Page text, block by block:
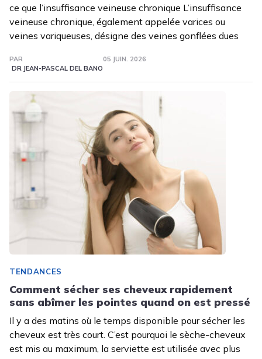
ce que l’insuffisance veineuse chronique L’insuffisance
veineuse chronique, également appelée varices ou
veines variqueuses, désigne des veines gonflées dues
PAR
DR JEAN-PASCAL DEL BANO
05 JUIN. 2026
TENDANCES
Comment sécher ses cheveux rapidement
sans abîmer les pointes quand on est pressé
Il y a des matins où le temps disponible pour sécher les
cheveux est très court. C’est pourquoi le sèche-cheveux
est mis au maximum, la serviette est utilisée avec plus